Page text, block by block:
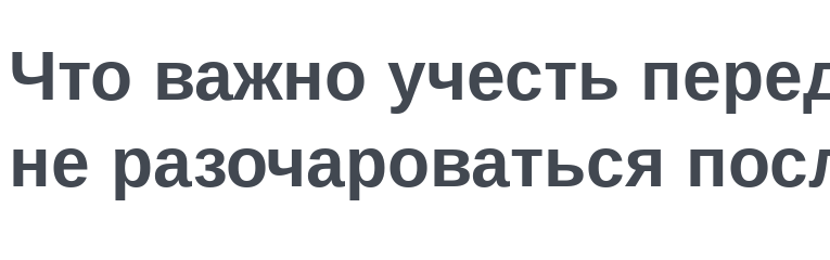
Что важно учесть
не разочароваться